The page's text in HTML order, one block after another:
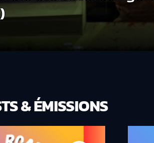
& ÉMISSIONS